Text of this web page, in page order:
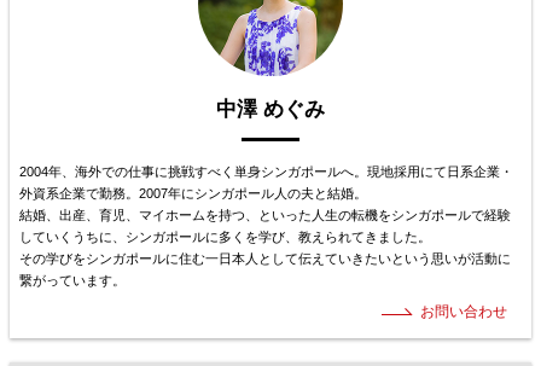
中澤 めぐみ
2004年、海外での仕事に挑戦すべく単身シンガポールへ。現地採用にて日系企業・
外資系企業で勤務。2007年にシンガポール人の夫と結婚。
結婚、出産、育児、マイホームを持つ、といった人生の転機をシンガポールで経験
していくうちに、シンガポールに多くを学び、教えられてきました。
その学びをシンガポールに住む一日本人として伝えていきたいという思いが活動に
繋がっています。
お問い合わせ